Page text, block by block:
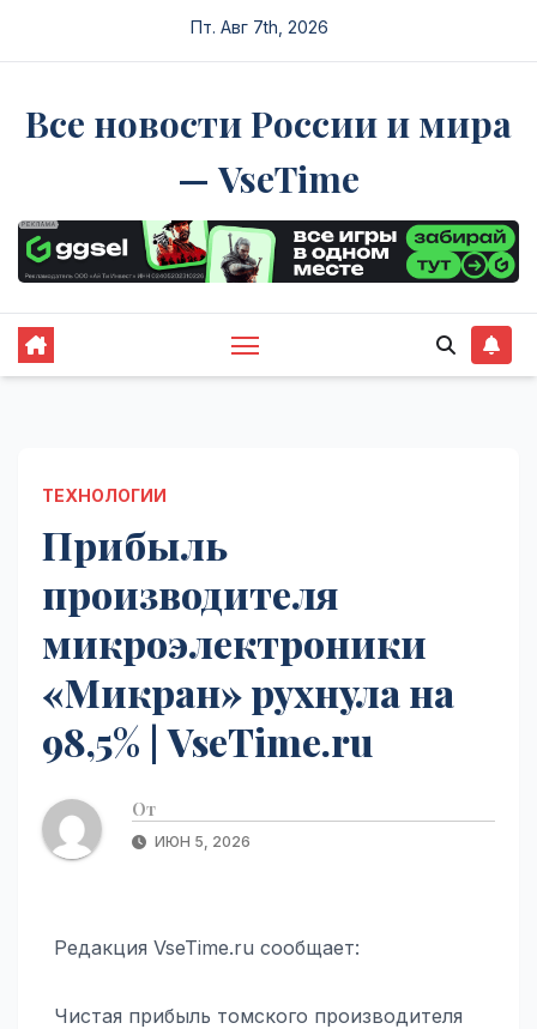
Пт. Авг 7th, 2026
Все новости России и мира
— VseTime
ТЕХНОЛОГИИ
Прибыль
производителя
микроэлектроники
«Микран» рухнула на
98,5% | VseTime.ru
От
ИЮН 5, 2026
Редакция VseTime.ru сообщает:
Чистая прибыль томского производителя